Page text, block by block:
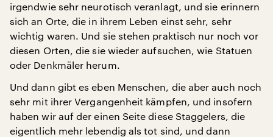
irgendwie sehr neurotisch veranlagt, und sie erinnern
sich an Orte, die in ihrem Leben einst sehr, sehr
wichtig waren. Und sie stehen praktisch nur noch vor
diesen Orten, die sie wieder aufsuchen, wie Statuen
oder Denkmäler herum.
Und dann gibt es eben Menschen, die aber auch noch
sehr mit ihrer Vergangenheit kämpfen, und insofern
haben wir auf der einen Seite diese Staggelers, die
eigentlich mehr lebendig als tot sind, und dann